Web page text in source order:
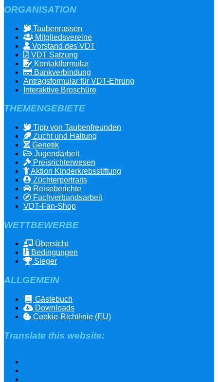
ORGANISATION
Taubenrassen
Mitgliedsvereine
Vorstand des VDT
VDT Satzung
Kontaktformular
Bankverbindung
Antragsformular für VDT-Ehrung
Interaktive Broschüre
THEMENGEBIETE
Tipp von Taubenfreunden
Zucht und Haltung
Genetik
Jugendarbeit
Preisrichterwesen
Aktion Kinderkrebsstiftung
Züchterportraits
Reiseberichte
Fachverbandsarbeit
VDT-Fan-Shop
WETTBEWERBE
Übersicht
Bedingungen
Sieger
ALLGEMEIN
Gästebuch
Downloads
Cookie-Richtlinie (EU)
Translate this website: